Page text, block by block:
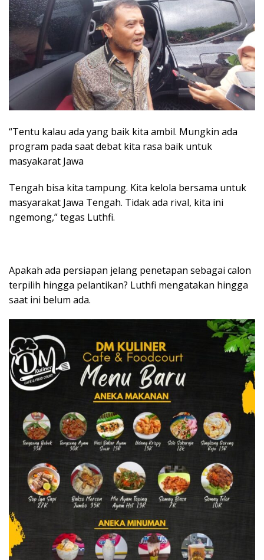
“Tentu kalau ada yang baik kita ambil. Mungkin ada
program pada saat debat kita rasa baik untuk
masyakarat Jawa
Tengah bisa kita tampung. Kita kelola bersama untuk
masyarakat Jawa Tengah. Tidak ada rival, kita ini
ngemong,” tegas Luthfi.
Apakah ada persiapan jelang penetapan sebagai calon
terpilih hingga pelantikan? Luthfi mengatakan hingga
saat ini belum ada.